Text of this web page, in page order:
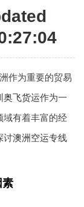
作为重要的贸易
奥飞货运作为一
域有着丰富的经
讨澳洲空运专线
素